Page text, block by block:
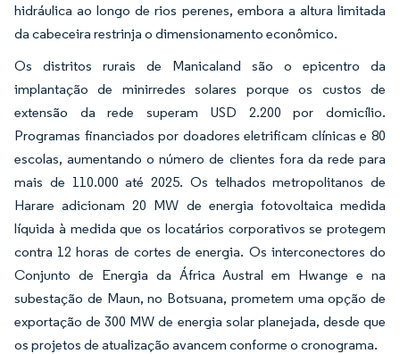
hidráulica ao longo de rios perenes, embora a altura limitada
da cabeceira restrinja o dimensionamento econômico.
Os distritos rurais de Manicaland são o epicentro da
implantação de minirredes solares porque os custos de
extensão da rede superam USD 2.200 por domicílio.
Programas financiados por doadores eletrificam clínicas e 80
escolas, aumentando o número de clientes fora da rede para
mais de 110.000 até 2025. Os telhados metropolitanos de
Harare adicionam 20 MW de energia fotovoltaica medida
líquida à medida que os locatários corporativos se protegem
contra 12 horas de cortes de energia. Os interconectores do
Conjunto de Energia da África Austral em Hwange e na
subestação de Maun, no Botsuana, prometem uma opção de
exportação de 300 MW de energia solar planejada, desde que
os projetos de atualização avancem conforme o cronograma.